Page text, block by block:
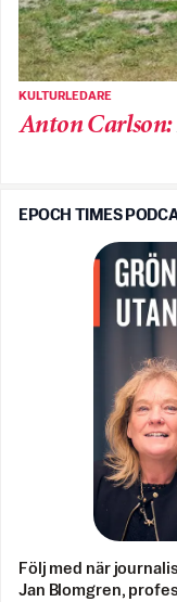
KULTURLEDARE
Anton Carlson:
EPOCH TIMES
Följ med när
Jan Blomgren,